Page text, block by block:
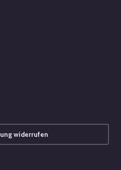
widerrufen